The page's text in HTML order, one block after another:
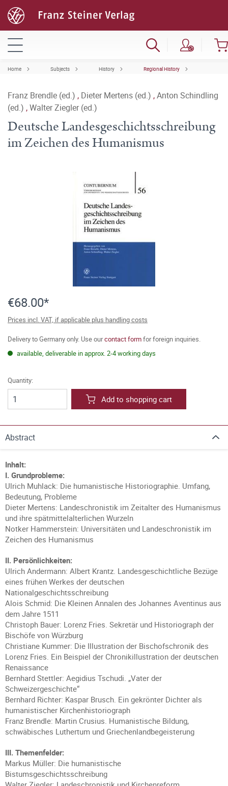
Home Subjects History Regional History
Franz Brendle (ed.) , Dieter Mertens (ed.) ,Anton Schindling
(ed.) ,Walter Ziegler (ed.)
Deutsche Landesgeschichtsschreibung
im Zeichen des Humanismus
€68.00*
Prices incl. VAT, if applicable plus handling costs
Delivery to Germany only. Use ourcontact formfor foreign inquiries.
available, deliverable in approx. 2-4 working days
Quantity:
Add to shopping cart
Abstract
Inhalt:
I. Grundprobleme:
Ulrich Muhlack: Die humanistische Historiographie. Umfang,
Bedeutung, Probleme
Dieter Mertens: Landeschronistik im Zeitalter des Humanismus
und ihre spätmittelalterlichen Wurzeln
Notker Hammerstein: Universitäten und Landeschronistik im
Zeichen des Humanismus
II. Persönlichkeiten:
Ulrich Andermann: Albert Krantz. Landesgeschichtliche Bezüge
eines frühen Werkes der deutschen
Nationalgeschichtsschreibung
Alois Schmid: Die Kleinen Annalen des Johannes Aventinus aus
dem Jahre 1511
Christoph Bauer: Lorenz Fries. Sekretär und Historiograph der
Bischöfe von Würzburg
Christiane Kummer: Die Illustration der Bischofschronik des
Lorenz Fries. Ein Beispiel der Chronikillustration der deutschen
Renaissance
Bernhard Stettler: Aegidius Tschudi. „Vater der
Schweizergeschichte“
Bernhard Richter: Kaspar Brusch. Ein gekrönter Dichter als
humanistischer Kirchenhistoriograph
Franz Brendle: Martin Crusius. Humanistische Bildung,
schwäbisches Luthertum und Griechenlandbegeisterung
III. Themenfelder:
Markus Müller: Die humanistische
Bistumsgeschichtsschreibung